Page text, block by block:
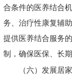
合条件的医养结合
务、治疗性康复辅
提供医养结合服务
制，确保医保、长
（六）发展居